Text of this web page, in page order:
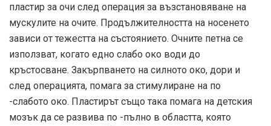
пластир за очи след операция за възстановяване на
мускулите на очите. Продължителността на носенето
зависи от тежестта на състоянието. Очните петна се
използват, когато едно слабо око води до
кръстосване. Закърпването на силното око, дори и
след операцията, помага за стимулиране на по
-слабото око. Пластирът също така помага на детския
мозък да се развива по -пълно в областта, която